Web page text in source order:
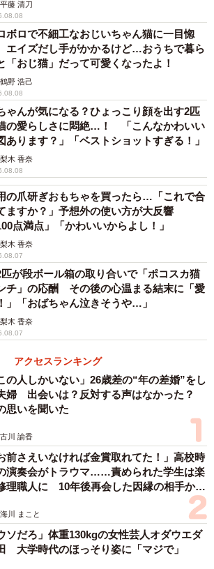
みました。
2/9
も始まりません。Aさんは「ジャック君
か？どうしてあげたらよくなるの
でインターネットで探しました。しか
は、はたと気付きました。
平藤 清刀
ボロで不細工なおじいちゃん猫に一目惚
イズだし手がかかるけど…おうちで暮ら
「おじ猫」だって可愛くなったよ！
鶴野 浩己
ゃんが気になる？ひょっこり顔を出す2匹
の愛らしさに悶絶…！ 「こんなかわいい
あります？」「ベストショットすぎる！」
梨木 香奈
の爪研ぎおもちゃを買ったら…「これで合
ますか？」予想外の使い方が大反響
点満点」「かわいいからよし！」
梨木 香奈
が段ボール箱の取り合いで「ポコスカ猫
チ」の応酬 その後の心温まる結末に「愛
」「おばちゃん泣きそうや…」
梨木 香奈
アクセスランキング
の人しかいない」26歳差の“年の差婚”をし
婦 出会いは？反対する声はなかった？
思いを聞いた
古川 諭香
前さえいなければ金賞取れてた！」高校時
演奏会がトラウマ……責められた学生は楽
理職人に 10年後再会した因縁の相手から
海川 まこと
ソだろ」体重130kgの女性芸人オダウエダ
大学時代のほっそり姿に「マジで」